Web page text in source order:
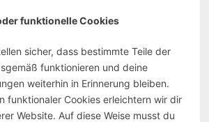
funktionelle Cookies
sicher, dass bestimmte Teile der
funktionieren und deine
weiterhin in Erinnerung bleiben.
funktionaler Cookies erleichtern wir dir
Website. Auf diese Weise musst du